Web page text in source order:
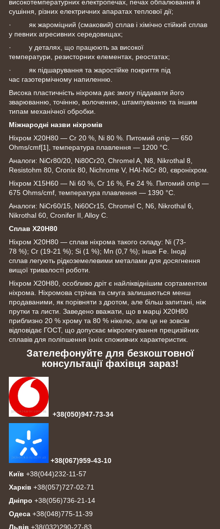
високотемпературних електропечах, печах обпалювання й
сушіння, різних електричних апаратах теплової дії;
· як жароміцний (смаковий) сплав і хімічно стійкий сплав
у певних агресивних середовищах;
· у деталях, що працюють за високої
температури, резисторних елементах, реостатах;
· як підшарування та жаростійке покриття під
час газотермічному напиленню.
Висока пластичність ніхрома дає змогу піддавати його
зварюванню, точінню, волоченню, штампуванню та іншим
типам механічної обробки.
Міжнародні назви ніхромів
Ніхром Х20Н80 — Cr 20 %, Ni 80 %. Питомий опір — 650
Ohms/cmf[1], температура плавлення — 1200 °C.
Аналоги: NiCr80/20, Ni80Cr20, Chromel A, N8, Nikrothal 8,
Resistohm 80, Cronix 80, Nichrome V, HAI-NiCr 80, євроніхром.
Ніхром Х15Н60 — Ni 60 %, Cr 16 %, Fe 24 %. Питомий опір —
675 Ohms/cmf, температура плавлення — 1390 °C.
Аналоги: NiCr60/15, Ni60Cr15, Chromel C, N6, Nikrothal 6,
Nikrothal 60, Cronifer II, Alloy C.
Сплав Х20Н80
Ніхром Х20Н80 — сплав ніхрома такого складу: Ni (73-
78 %); Cr (19-21 %); Si (1 %); Mn (0,7 %); інше Fe. Іноді
сплав легують рідкоземелевими металами для досягнення
вищої тривалості роботи.
Ніхром Х20Н80, особливо дріт є найліквіднішим сортаментом
ніхрома. Ніхромова стрічка та смуга залишаються менш
продаваними, як порівняти з дротом, але більш запитані, ніж
прутки та листи. Заведено вважати, що в марці Х20Н80
приблизно 20 % хрому та 80 % нікелю, але це не зовсім
відповідає ГОСТ, що допускає мікролегування прецизійних
сплавів для поліпшення їхніх споживчих характеристик.
Зателефонуйте для безкоштовної
консультації фахівця зараз!
+38(050)947-73-34
+38(067)959-43-10
Київ +38(044)232-11-57
Харків +38(057)727-02-71
Дніпро +38(056)736-21-14
Одеса +38(048)775-11-39
Львів +38(032)290-27-83